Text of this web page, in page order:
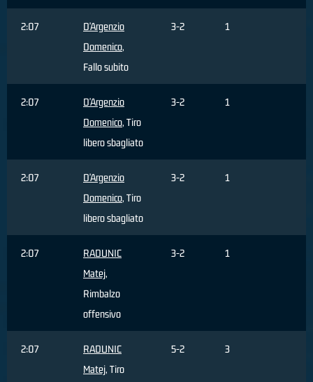
2:07
D'Argenzio
Domenico,
Fallo subito
3-2 1
2:07
D'Argenzio
Domenico, Tiro
libero sbagliato
3-2 1
2:07
D'Argenzio
Domenico, Tiro
libero sbagliato
3-2 1
2:07
RADUNIC
Matej,
Rimbalzo
offensivo
3-2 1
2:07
RADUNIC
Matej, Tiro
5-2 3